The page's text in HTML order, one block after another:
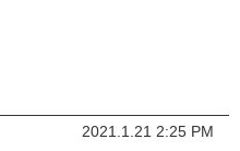
2021.1.21 2:25 PM